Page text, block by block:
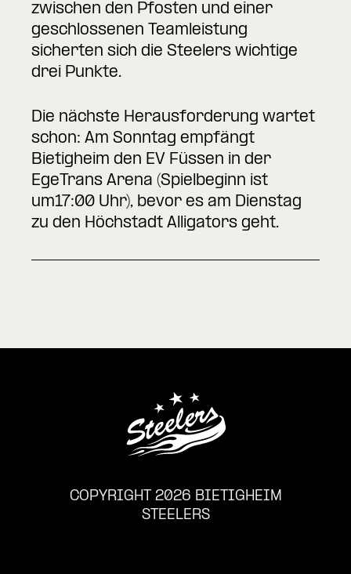
zwischen den Pfosten und einer
geschlossenen Teamleistung
sicherten sich die Steelers wichtige
drei Punkte.
Die nächste Herausforderung wartet
schon: Am Sonntag empfängt
Bietigheim den EV Füssen in der
EgeTrans Arena (Spielbeginn ist
um17:00 Uhr), bevor es am Dienstag
zu den Höchstadt Alligators geht.
COPYRIGHT 2026 BIETIGHEIM
STEELERS